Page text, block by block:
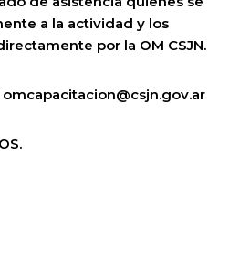
a la actividad y los
por la OM CSJN.